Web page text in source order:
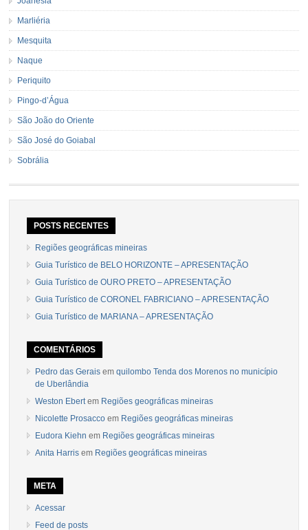
Marliéria
Mesquita
Naque
Periquito
Pingo-d’Água
São João do Oriente
São José do Goiabal
Sobrália
POSTS RECENTES
Regiões geográficas mineiras
Guia Turístico de BELO HORIZONTE – APRESENTAÇÃO
Guia Turístico de OURO PRETO – APRESENTAÇÃO
Guia Turístico de CORONEL FABRICIANO – APRESENTAÇÃO
Guia Turístico de MARIANA – APRESENTAÇÃO
COMENTÁRIOS
Pedro das Gerais emquilombo Tenda dos Morenos no município
de Uberlândia
Weston Ebertem Regiões geográficas mineiras
Nicolette Prosacco em Regiões geográficas mineiras
Eudora Kiehn em Regiões geográficas mineiras
Anita Harris em Regiões geográficas mineiras
META
Acessar
Feed de posts